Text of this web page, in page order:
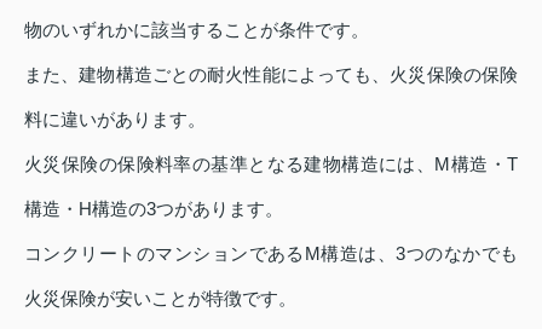
物のいずれかに該当することが条件です。
また、建物構造ごとの耐火性能によっても、火災保険の保険
料に違いがあります。
火災保険の保険料率の基準となる建物構造には、M構造・T
構造・H構造の3つがあります。
コンクリートのマンションであるM構造は、3つのなかでも
火災保険が安いことが特徴です。